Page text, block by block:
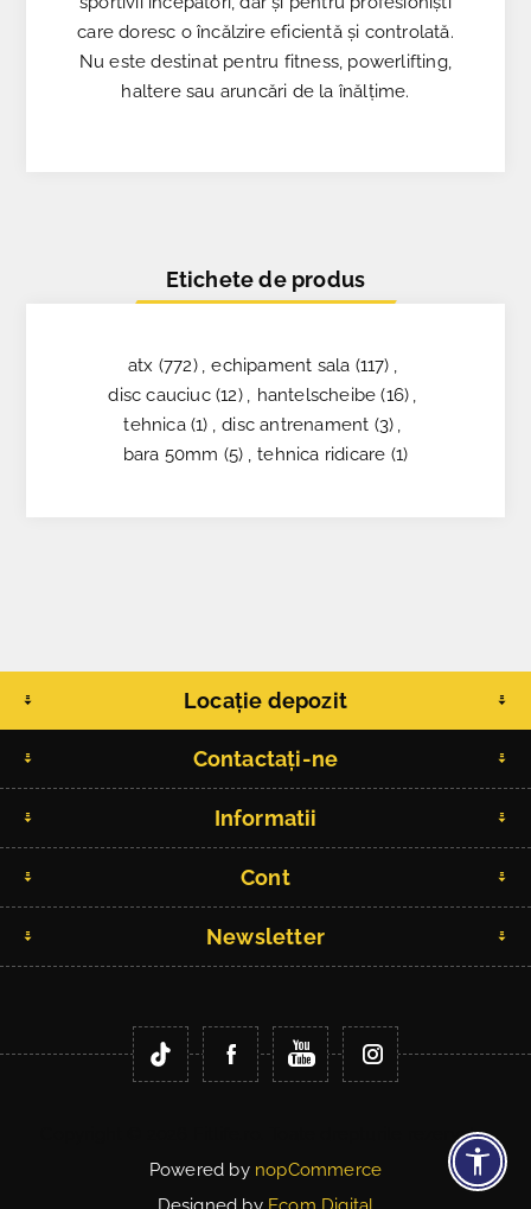
care doresc o încălzire eficientă și controlată.
Nu este destinat pentru fitness, powerlifting,
haltere sau aruncări de la înălțime.
Etichete de produs
atx (772) , echipament sala (117) ,
disc cauciuc (12) , hantelscheibe (16) ,
tehnica (1) , disc antrenament (3) ,
bara 50mm (5) , tehnica ridicare (1)
Locație depozit
Contactați-ne
Informatii
Cont
Newsletter
Copyright © 2026 Fitlife.ro. Toate drepturile rezervate.
Powered by nopCommerce